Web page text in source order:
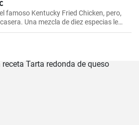
famoso Kentucky Fried Chicken, pero,
Una mezcla de diez especias le